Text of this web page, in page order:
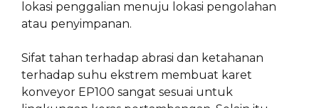
lokasi penggalian menuju lokasi pengolahan
atau penyimpanan.
Sifat tahan terhadap abrasi dan ketahanan
terhadap suhu ekstrem membuat karet
konveyor EP100 sangat sesuai untuk